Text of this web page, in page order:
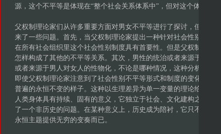
源，这个不平等是体现在“整个社会关系体系中”，但对这个体系是
父权制理论家们从许多重要方面对男女不平等进行了探讨，但对历
来了一些问题。首先，当父权制理论家提出一种针对社会性别制度
在所有社会组织里这个社会性别制度具有首要性。但是父权制理论
怎样构成了其他的不平等关系。其次，男性的统治或者来源于男性
或者来源于男人对女人的性物化，不论是哪种情况，这种分析都是
即使父权制理论家注意到了社会性别不平等形式和制度的变化是存
普遍的永恒不变的样子。这种以生理差异为单一变量的理论给历史
人类身体具有持续、固有的意义，它独立于社会、文化建构之外，
了一个非历史的问题。在某种意义上，历史成为陪衬，它只不过为
永恒主题提供无穷的变奏而已。